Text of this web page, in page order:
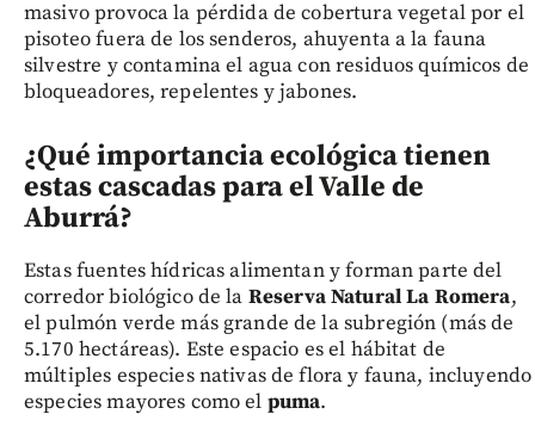
masivo provoca la pérdida de cobertura vegetal por el
pisoteo fuera de los senderos, ahuyenta a la fauna
silvestre y contamina el agua con residuos químicos de
bloqueadores, repelentes y jabones.
¿Qué importancia ecológica tienen
estas cascadas para el Valle de
Aburrá?
Estas fuentes hídricas alimentan y forman parte del
corredor biológico de la Reserva Natural La Romera,
el pulmón verde más grande de la subregión (más de
5.170 hectáreas). Este espacio es el hábitat de
múltiples especies nativas de flora y fauna, incluyendo
especies mayores como el puma.